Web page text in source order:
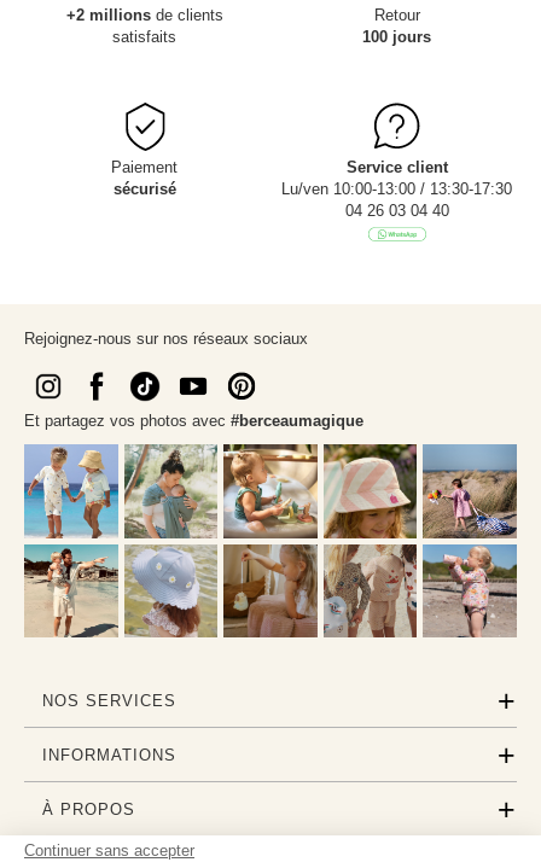
Continuer sans accepter
+2 millionsde clients
satisfaits
Retour
100 jours
Paiement
sécurisé
Service client
Lu/ven 10:00-13:00 / 13:30-17:30
04 26 03 04 40
Rejoignez-nous sur nos réseaux sociaux
Et partagez vos photos avec #berceaumagique
NOS SERVICES
INFORMATIONS
À PROPOS
PROFESSIONNELS